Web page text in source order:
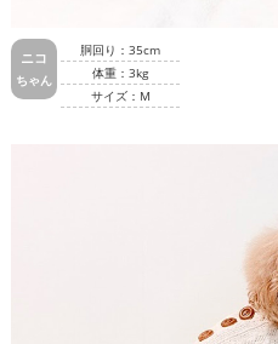
ニコ
ちゃん
胴回り：35cm
体重：3kg
サイズ：M